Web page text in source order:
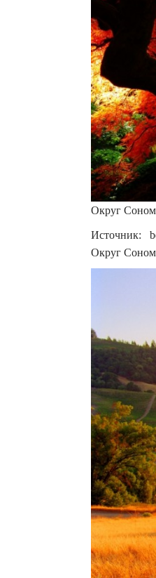
Округ
Источник:
Округ